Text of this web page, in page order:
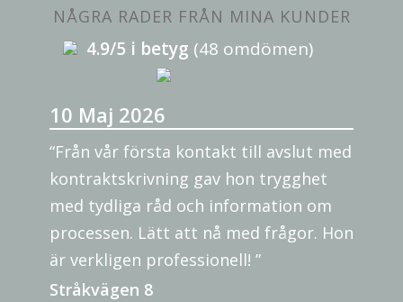
NÅGRA RADER FRÅN MINA KUNDER
4.9/5 i betyg (48 omdömen)
10 Maj 2026
“Från vår första kontakt till avslut med
kontraktskrivning gav hon trygghet
med tydliga råd och information om
processen. Lätt att nå med frågor. Hon
är verkligen professionell! ”
Stråkvägen 8